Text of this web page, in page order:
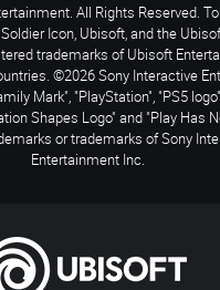
All Rights Reserved.
Icon, Ubisoft, and the
trademarks of Ubisoft
©2026 Sony Interactive
Mark", "PlayStation", "PS5
Shapes Logo" and "Play Has
or trademarks of Sony
Entertainment Inc.